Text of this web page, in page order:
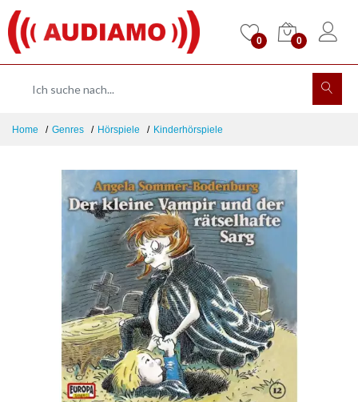
0 0
Home Genres Hörspiele Kinderhörspiele